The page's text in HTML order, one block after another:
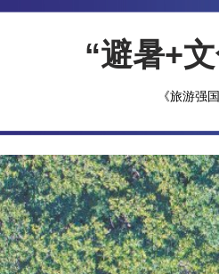
“避暑+
《旅游强